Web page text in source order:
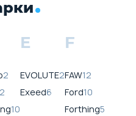
2
2
10
E
EVOLUTE2
Exeed6
F
FAW12
Ford10
Forthing5